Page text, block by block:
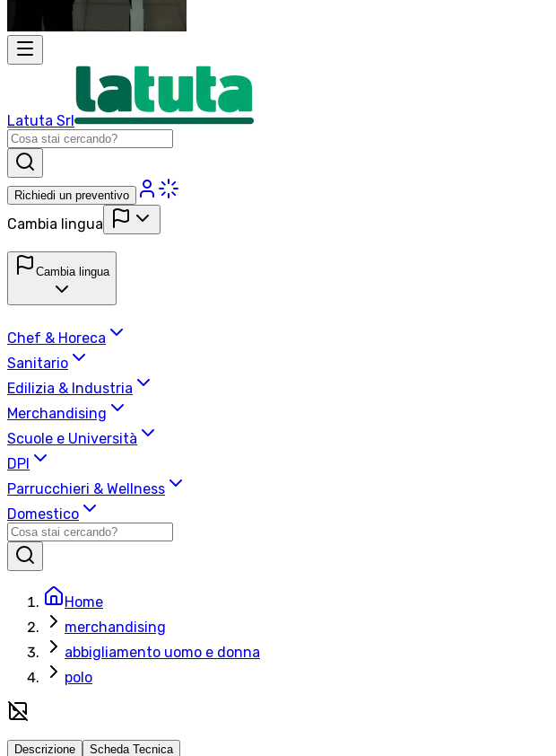
Latuta Srl
Richiedi un preventivo
Cambia lingua
Cambia lingua
Chef & Horeca
Sanitario
Edilizia & Industria
Merchandising
Scuole e Università
DPI
Parrucchieri & Wellness
Domestico
Home
merchandising
abbigliamento uomo e donna
polo
Descrizione Scheda Tecnica